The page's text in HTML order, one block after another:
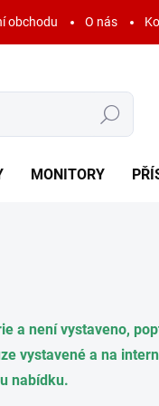
obchodu O nás
Hledat
MONITORY
a není vystaveno,
vystavené a na
nabídku.